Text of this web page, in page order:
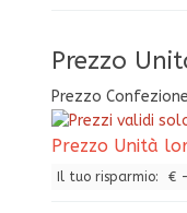
Prezzo
Prezzo
Prezzo Unità
Il tuo risparmio: €